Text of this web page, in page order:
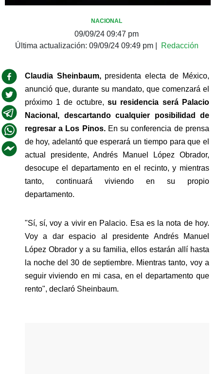
NACIONAL
09/09/24 09:47 pm
Última actualización: 09/09/24 09:49 pm| Redacción
Claudia Sheinbaum, presidenta electa de México,
anunció que, durante su mandato, que comenzará el
próximo 1 de octubre, su residencia será Palacio
Nacional,
descartando cualquier posibilidad de
regresar a Los Pinos. En su conferencia de prensa
de hoy, adelantó que esperará un tiempo para que el
actual presidente, Andrés Manuel López Obrador,
desocupe el departamento en el recinto, y mientras
tanto, continuará viviendo en su propio
departamento.
"Sí, sí, voy a vivir en Palacio. Esa es la nota de hoy.
Voy a dar espacio al presidente Andrés Manuel
López Obrador y a su familia, ellos estarán allí hasta
la noche del 30 de septiembre. Mientras tanto, voy a
seguir viviendo en mi casa, en el departamento que
rento", declaró Sheinbaum.